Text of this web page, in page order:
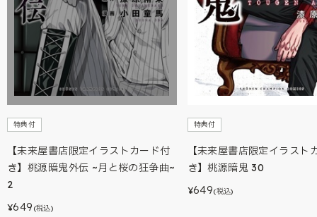
特典付
【未来屋書店限定イラストカード付
き】桃源暗鬼外伝 ~月と桜の狂争曲~
2
¥649 (税込)
特典付
【未来屋書店限定イラスト
き】桃源暗鬼 30
¥649(税込)